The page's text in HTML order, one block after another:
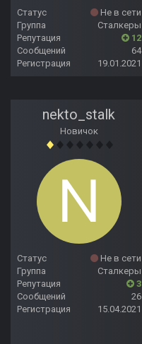
Статус
Не в сети
Группа
Сталкеры
Репутация
12
Сообщений
64
Регистрация
19.01.2021
nekto_stalk
Новичок
Статус
Не в сети
Группа
Сталкеры
Репутация
3
Сообщений
26
Регистрация
15.04.2021